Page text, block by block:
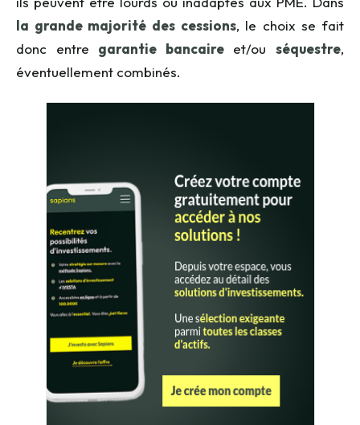
la grande majorité des cessions, le choix se fait
donc entre garantie bancaireet/ouséquestre,
éventuellement combinés.